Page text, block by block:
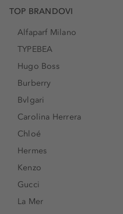
TOP BRANDOVI
Alfaparf Milano
TYPEBEA
Hugo Boss
Burberry
Bvlgari
Carolina Herrera
Chloé
Hermes
Kenzo
Gucci
La Mer